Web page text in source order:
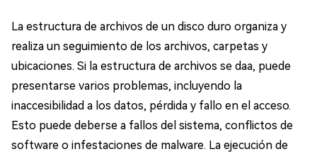
La estructura de archivos de un disco duro organiza y
realiza un seguimiento de los archivos, carpetas y
ubicaciones. Si la estructura de archivos se daa, puede
presentarse varios problemas, incluyendo la
inaccesibilidad a los datos, pérdida y fallo en el acceso.
Esto puede deberse a fallos del sistema, conflictos de
software o infestaciones de malware. La ejecución de